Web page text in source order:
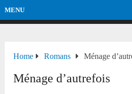
MENU
Home Romans Ménage
Ménage d’autrefois